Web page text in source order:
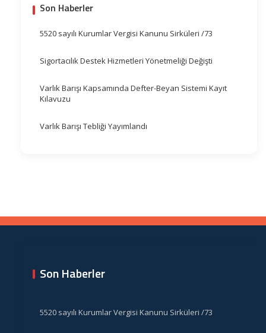
Son Haberler
5520 sayılı Kurumlar Vergisi Kanunu Sirküleri /73
Sigortacılık Destek Hizmetleri Yönetmeliği Değişti
Varlık Barışı Kapsamında Defter-Beyan Sistemi Kayıt
Kılavuzu
Varlık Barışı Tebliği Yayımlandı
Son Haberler
5520 sayılı Kurumlar Vergisi Kanunu Sirküleri /73